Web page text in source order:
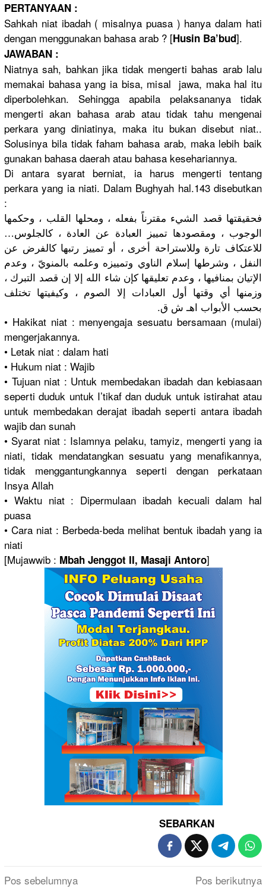
PERTANYAAN :
Sahkah niat ibadah ( misalnya puasa ) hanya dalam hati
dengan menggunakan bahasa arab ? [Husin Ba’bud].
JAWABAN :
Niatnya sah, bahkan jika tidak mengerti bahas arab lalu
memakai bahasa yang ia bisa, misal jawa, maka hal itu
diperbolehkan. Sehingga apabila pelaksananya tidak
mengerti akan bahasa arab atau tidak tahu mengenai
perkara yang diniatinya, maka itu bukan disebut niat..
Solusinya bila tidak faham bahasa arab, maka lebih baik
gunakan bahasa daerah atau bahasa kesehariannya.
Di antara syarat berniat, ia harus mengerti tentang
perkara yang ia niati. Dalam Bughyah hal.143 disebutkan
:
فحقيقتها قصد الشيء مقترناً بفعله ، ومحلها القلب ، وحكمها
الوجوب ، ومقصودها تمييز العبادة عن العادة ، كالجلوس…
للاعتكاف تارة وللاستراحة أخرى ، أو تمييز رتبها كالفرض عن
النفل ، وشرطها إسلام الناوي وتمييزه وعلمه بالمنويّ ، وعدم
الإتيان بمنافيها ، وعدم تعليقها كإن شاء الله إلا إن قصد التبرك ،
وزمنها أي وقتها أول العبادات إلا الصوم ، وكيفيتها تختلف
بحسب الأبواب اهـ ش ق.
• Hakikat niat : menyengaja sesuatu bersamaan (mulai)
mengerjakannya.
• Letak niat : dalam hati
• Hukum niat : Wajib
• Tujuan niat : Untuk membedakan ibadah dan kebiasaan
seperti duduk untuk I’tikaf dan duduk untuk istirahat atau
untuk membedakan derajat ibadah seperti antara ibadah
wajib dan sunah
• Syarat niat : Islamnya pelaku, tamyiz, mengerti yang ia
niati, tidak mendatangkan sesuatu yang menafikannya,
tidak menggantungkannya seperti dengan perkataan
Insya Allah
• Waktu niat : Dipermulaan ibadah kecuali dalam hal
puasa
• Cara niat : Berbeda-beda melihat bentuk ibadah yang ia
niati
[Mujawwib : Mbah Jenggot II, Masaji Antoro]
SEBARKAN
Navigasi
Pos sebelumnya
Pos berikutnya